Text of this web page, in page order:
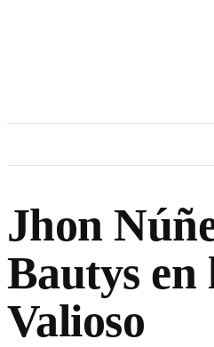
Jhon
Bautys
Valioso